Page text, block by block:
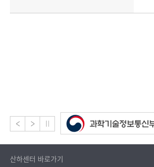
산하센터 바로가기